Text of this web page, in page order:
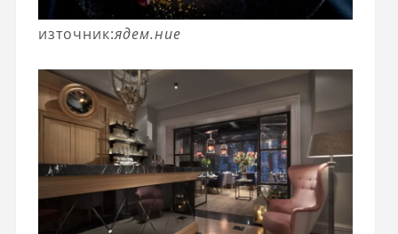
източник:ядем.ние